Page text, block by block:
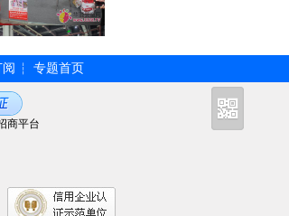
阅 ┆ 专题首页
商平台